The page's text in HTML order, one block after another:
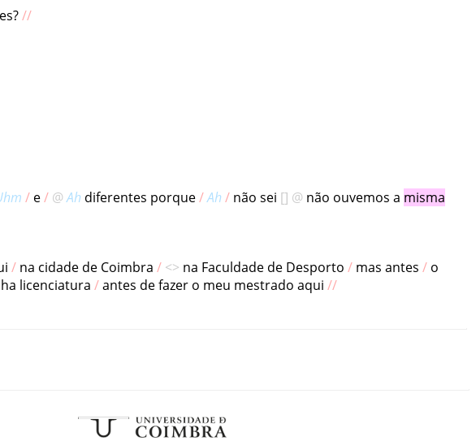
?
e Ah diferentes porque Ah não sei não ouvemos a misma
na cidade de Coimbra na Faculdade de Desporto mas antes
o
licenciatura antes defazer o meu mestrado aqui